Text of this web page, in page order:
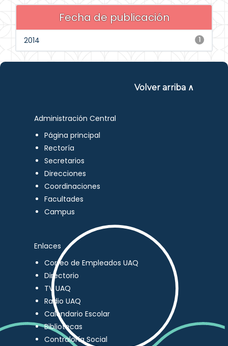
Fecha de publicación
1
2014
Volver arriba ∧
Administración Central
Página principal
Rectoría
Secretarios
Direcciones
Coordinaciones
Facultades
Campus
Enlaces
Correo de Empleados UAQ
Directorio
TV UAQ
Radio UAQ
Calendario Escolar
Bibliotecas
Contraloría Social